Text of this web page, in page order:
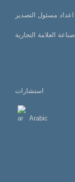
اعداد مسئول التصدير
صناعة العلامة التجارية
استشارات
Arabic